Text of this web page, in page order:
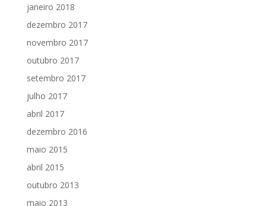
janeiro 2018
dezembro 2017
novembro 2017
outubro 2017
setembro 2017
julho 2017
abril 2017
dezembro 2016
maio 2015
abril 2015
outubro 2013
maio 2013